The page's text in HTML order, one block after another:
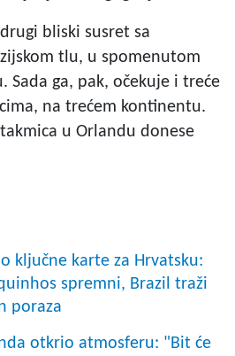
bliski susret sa
tlu, u spomenutom
Sada ga, pak, očekuje i treće
na trećem kontinentu.
u Orlandu donese
ključne karte za Hrvatsku:
spremni, Brazil traži
poraza
otkrio atmosferu: "Bit će